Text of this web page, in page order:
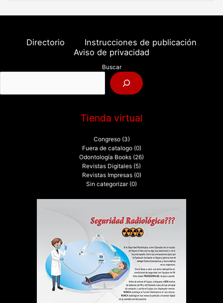
u
s
o
:
Directorio
Instrucciones de publicación
Aviso de privacidad
Buscar
Tienda virtual
Congreso (3)
Fuera de catalogo (0)
Odontología Books (26)
Revistas Digitales (5)
Revistas Impresas (0)
Sin categorizar (0)